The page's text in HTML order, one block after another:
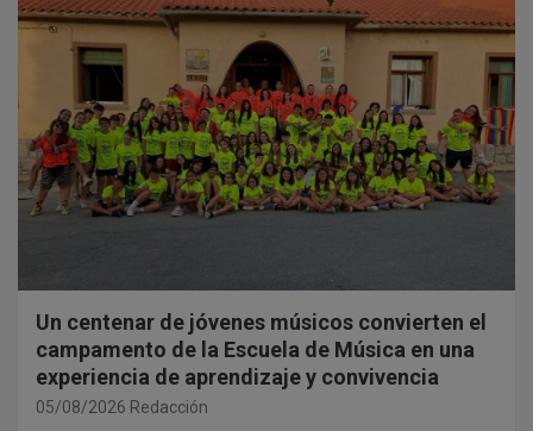
Un centenar de jóvenes músicos convierten el
campamento de la Escuela de Música en una
experiencia de aprendizaje y convivencia
05/08/2026 Redacción